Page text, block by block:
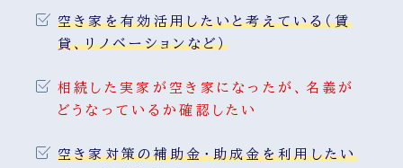
空き家を有効活用したいと考えている（賃
貸、リノベーションなど）
相続した実家が空き家になったが、名義が
どうなっているか確認したい
空き家対策の補助金・助成金を利用したい